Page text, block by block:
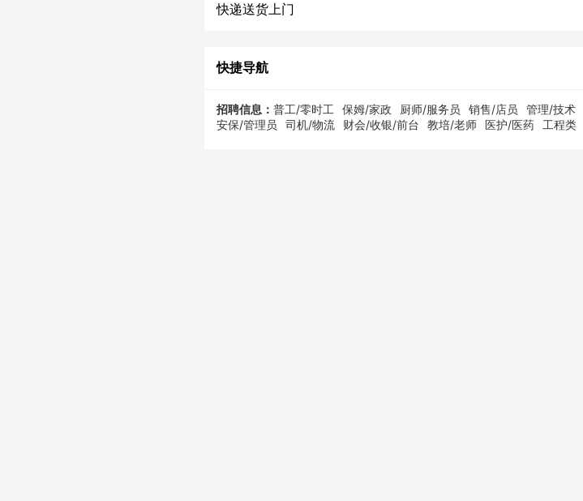
快递送货上门
快捷导航
招聘信息： 普工/零时工 保姆/家政 厨师/服务员 销售/店员 管理/技术
安保/管理员
司机/物流 财会/收银/前台 教培/老师 医护/医药 工程类